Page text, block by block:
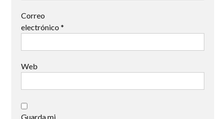
Correo
electrónico *
Web
Guarda mi